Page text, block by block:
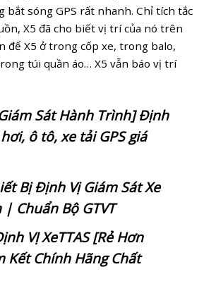
bắt sóng GPS rất nhanh. Chỉ tích tắc
X5 đã cho biết vị trí của nó trên
để X5 ở trong cốp xe, trong balo,
túi quần áo… X5 vẫn báo vị trí
Sát Hành Trình] Định
ô tô, xe tải GPS giá
Bị Định Vị Giám Sát Xe
Chuẩn Bộ GTVT
VỊ XeTTAS [Rẻ Hơn
Kết Chính Hãng Chất